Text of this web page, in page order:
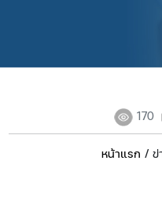
170
หน้าแรก / ข่